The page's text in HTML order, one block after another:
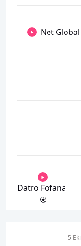
Net
Datro Fofana
5